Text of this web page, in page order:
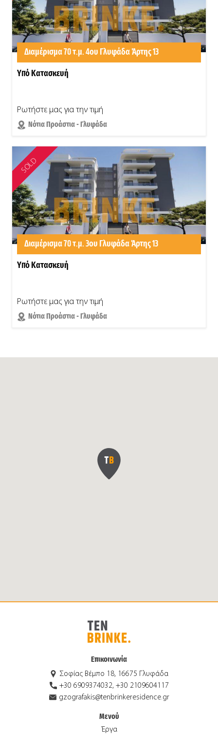
Διαμέρισμα 70 τ.μ. 4ου Γλυφάδα Άρτης 13
Υπό Κατασκευή
Ρωτήστε μας για την τιμή
Νότια Προάστια - Γλυφάδα
SOLD
Διαμέρισμα 70 τ.μ. 3ου Γλυφάδα Άρτης 13
Υπό Κατασκευή
Ρωτήστε μας για την τιμή
Νότια Προάστια - Γλυφάδα
Επικοινωνία
Σοφίας Βέμπο 18, 16675 Γλυφάδα
+30 6909374032, +30 2109604117
gzografakis@tenbrinkeresidence.gr
Μενού
Έργα